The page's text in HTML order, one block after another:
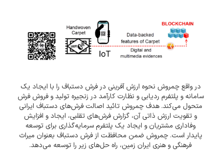
در واقع چمروش نحوه ارزش آفرینی در فرش دستباف را با ایجاد یک
سامانه و پلتفرم ردیابی و نظارت کارآمد در زنجیره تولید و فروش فرش
متحول می‌کند. هدف چمروش تائید اصالت فرش‌های دستباف ایرانی
و تقویت ارزش ذاتی آن، گزارش فرش‌های تقلبی، ایجاد و افزایش
وفاداری مشتریان و ایجاد یک پلتفرم سرمایه‌گذاری برای توسعه
پایدار است. چمروش ضمن محافظت از فرش دستباف بعنوان میراث
فرهنگی و هنری ایران زمین، راه حل‌های زیر را توسعه می‌دهد.